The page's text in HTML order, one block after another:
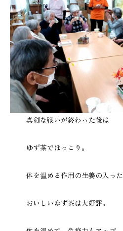
真剣な戦いが終わった後は
ゆず茶でほっこり。
体を温める作用の生姜の入った
おいしいゆず茶は大好評。